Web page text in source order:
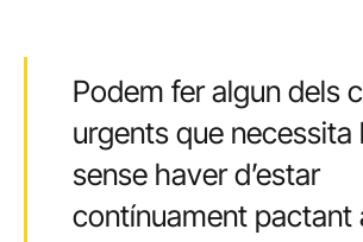
Podem fer algun dels
urgents que necessita
sense haver d’estar
contínuament pactant